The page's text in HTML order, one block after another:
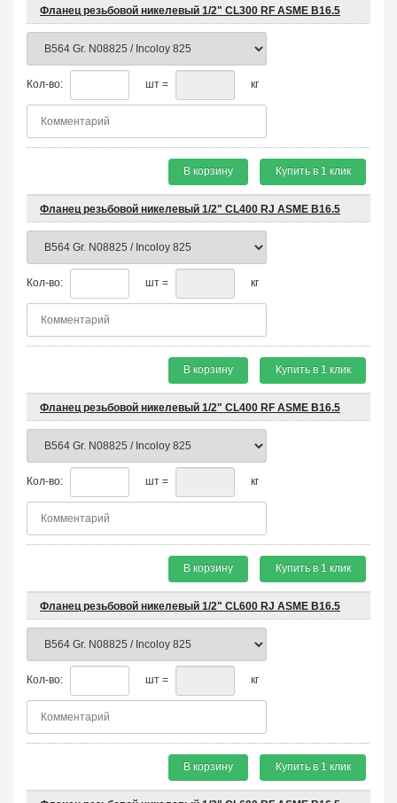
Фланец резьбовой никелевый 1/2" CL300 RF ASME B16.5
Кол-во: шт = кг
В корзину Купить в 1 клик
Фланец резьбовой никелевый 1/2" CL400 RJ ASME B16.5
Кол-во: шт = кг
В корзину Купить в 1 клик
Фланец резьбовой никелевый 1/2" CL400 RF ASME B16.5
Кол-во: шт = кг
В корзину Купить в 1 клик
Фланец резьбовой никелевый 1/2" CL600 RJ ASME B16.5
Кол-во: шт = кг
В корзину Купить в 1 клик